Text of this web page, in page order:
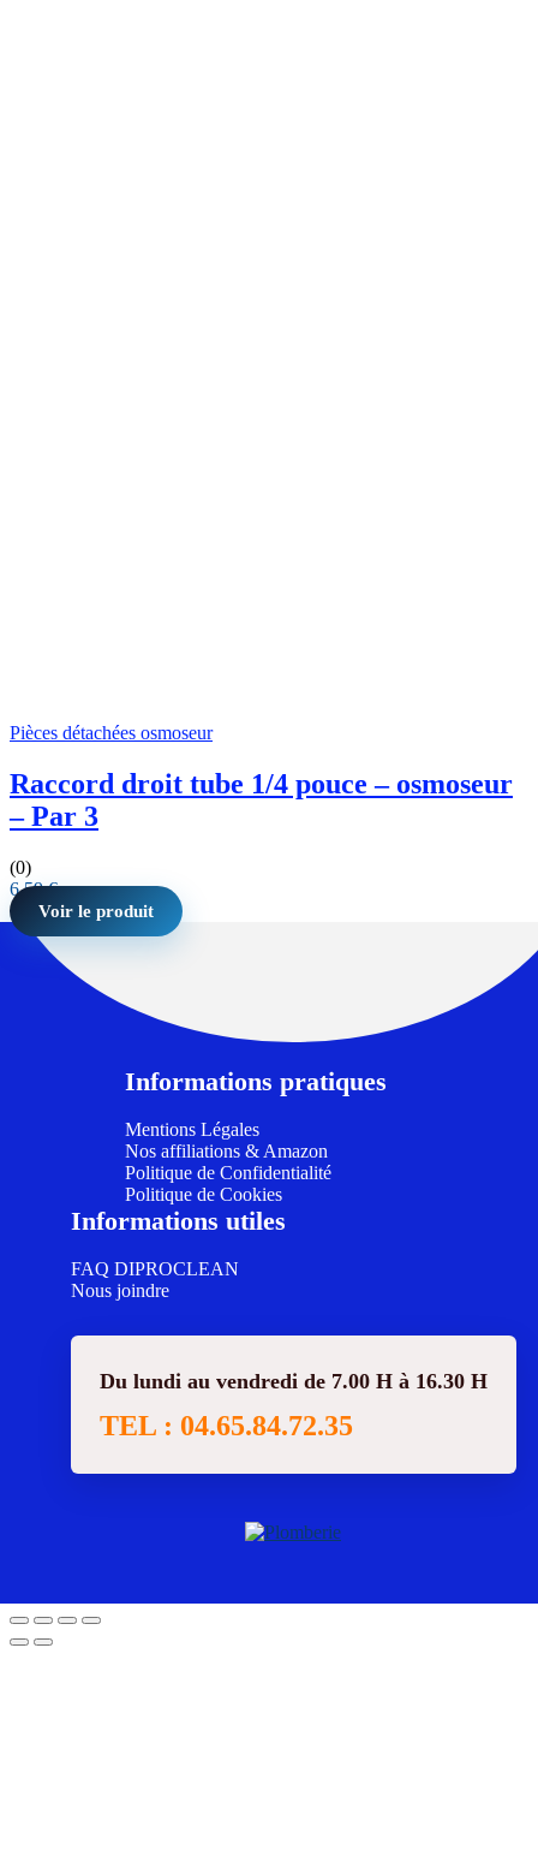
Pièces détachées osmoseur
Raccord droit tube 1/4 pouce – osmoseur
– Par 3
(0)
6,59€
Voir le produit
Informations pratiques
Mentions Légales
Nos affiliations & Amazon
Politique de Confidentialité
Politique de Cookies
Informations utiles
FAQ DIPROCLEAN
Nous joindre
Du lundi au vendredi de 7.00 H à 16.30 H
TEL : 04.65.84.72.35